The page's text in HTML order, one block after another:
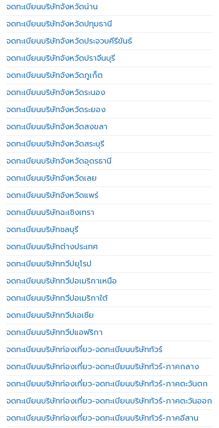
จดทะเบียนบริษัทจังหวัดน่าน
จดทะเบียนบริษัทจังหวัดปทุมธานี
จดทะเบียนบริษัทจังหวัดประจวบคีรีขันธ์
จดทะเบียนบริษัทจังหวัดปราจีนบุรี
จดทะเบียนบริษัทจังหวัดภูเก็ต
จดทะเบียนบริษัทจังหวัดระนอง
จดทะเบียนบริษัทจังหวัดระยอง
จดทะเบียนบริษัทจังหวัดสงขลา
จดทะเบียนบริษัทจังหวัดสระบุรี
จดทะเบียนบริษัทจังหวัดอุดรธานี
จดทะเบียนบริษัทจังหวัดเลย
จดทะเบียนบริษัทจังหวัดแพร่
จดทะเบียนบริษัทฉะเชิงเทรา
จดทะเบียนบริษัทชลบุรี
จดทะเบียนบริษัทต่างประเทศ
จดทะเบียนบริษัททวีปยุโรป
จดทะเบียนบริษัททวีปอเมริกาเหนือ
จดทะเบียนบริษัททวีปอเมริกาใต้
จดทะเบียนบริษัททวีปเอเชีย
จดทะเบียนบริษัททวีปแอฟริกา
จดทะเบียนบริษัทท่องเที่ยว-จดทะเบียนบริษัททัวร์
จดทะเบียนบริษัทท่องเที่ยว-จดทะเบียนบริษัททัวร์-ภาคกลาง
จดทะเบียนบริษัทท่องเที่ยว-จดทะเบียนบริษัททัวร์-ภาคตะวันตก
จดทะเบียนบริษัทท่องเที่ยว-จดทะเบียนบริษัททัวร์-ภาคตะวันออก
จดทะเบียนบริษัทท่องเที่ยว-จดทะเบียนบริษัททัวร์-ภาคอีสาน